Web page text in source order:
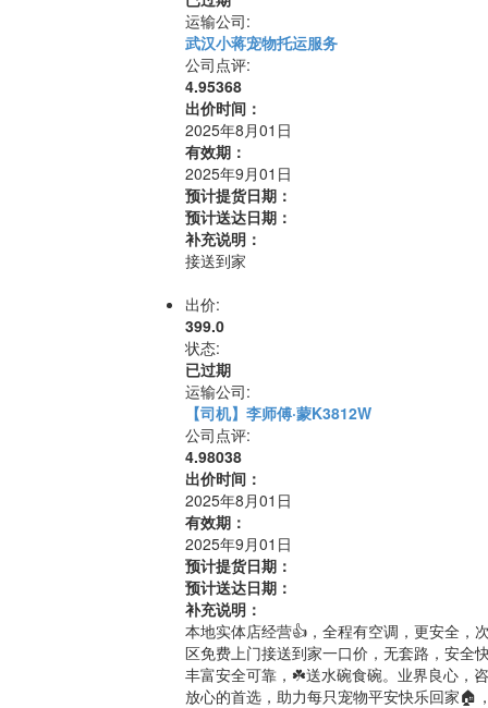
运输公司:
武汉小蒋宠物托运服务
公司点评:
4.95368
出价时间：
2025年8月01日
有效期：
2025年9月01日
预计提货日期：
预计送达日期：
补充说明：
接送到家
出价:
399.0
状态:
已过期
运输公司:
【司机】李师傅·蒙K3812W
公司点评:
4.98038
出价时间：
2025年8月01日
有效期：
2025年9月01日
预计提货日期：
预计送达日期：
补充说明：
本地实体店经营👍，全程有空调，更安全，
区免费上门接送到家一口价，无套路，安全
丰富安全可靠，☘️送水碗食碗。业界良心，
放心的首选，助力每只宠物平安快乐回家🏠